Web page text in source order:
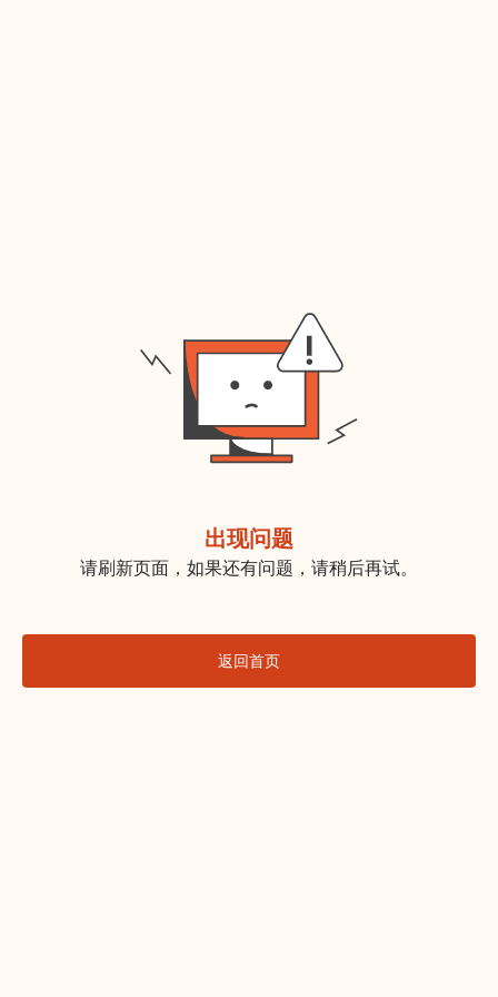
出现问题
请刷新页面，如果还有问题，请稍后再试。
返回首页